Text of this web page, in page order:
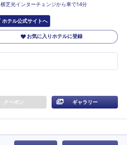
横芝光インターチェンジから車で14分
ホテル公式サイトへ
お気に入りホテルに登録
クーポン ギャラリー